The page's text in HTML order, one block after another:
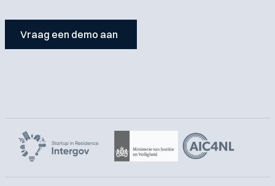
Vraag een demo aan